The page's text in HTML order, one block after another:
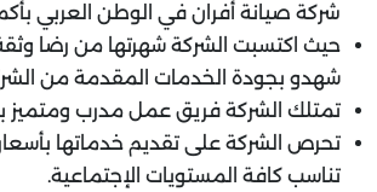
شركة صيانة أفران في الوطن العربي
حيث اكتسبت الشركة شهرتها من رضا
شهدو بجودة الخدمات المقدمة من
تمتلك الشركة فريق عمل مدرب ومتميز
تحرص الشركة على تقديم خدماتها
تناسب كافة المستويات الإجتماعية.